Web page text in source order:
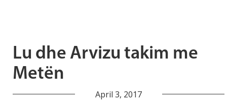
Lu dhe Arvizu takim me
Metën
April 3, 2017